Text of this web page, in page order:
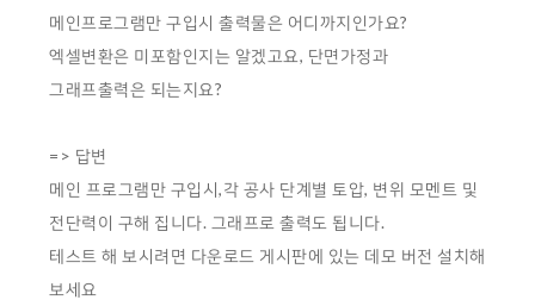
메인프로그램만 구입시 출력물은 어디까지인가요?
엑셀변환은 미포함인지는 알겠고요, 단면가정과
그래프출력은 되는지요?
=> 답변
메인 프로그램만 구입시,각 공사 단계별 토압, 변위 모멘트 및
전단력이 구해 집니다. 그래프로 출력도 됩니다.
테스트 해 보시려면 다운로드 게시판에 있는 데모 버전 설치해
보세요